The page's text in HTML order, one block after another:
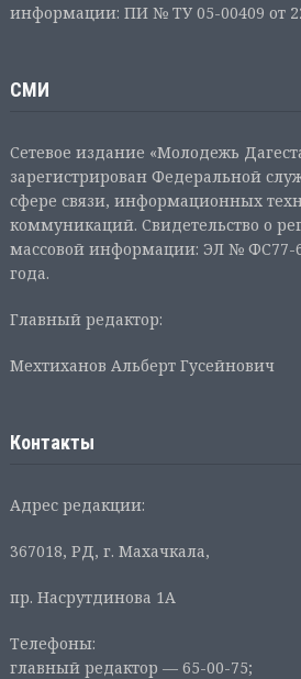
информации: ПИ № ТУ 05-00409 от
СМИ
Сетевое издание «Молодежь
зарегистрирован Федеральной
сфере связи, информационных
коммуникаций. Свидетельство о
массовой информации: ЭЛ № ФС77-
года.
Главный редактор:
Мехтиханов Альберт Гусейнович
Контакты
Адрес редакции:
367018, РД, г. Махачкала,
пр. Насрутдинова 1А
Телефоны:
главный редактор — 65-00-75;